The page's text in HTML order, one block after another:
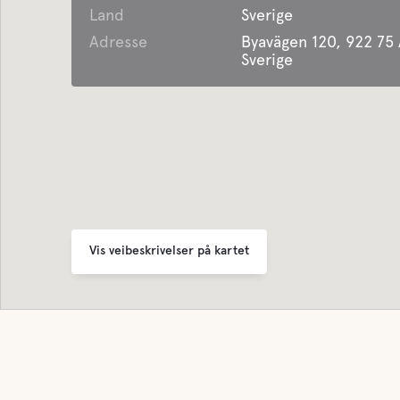
Land
Sverige
Adresse
Byavägen 120, 922 75
Sverige
Vis veibeskrivelser på kartet